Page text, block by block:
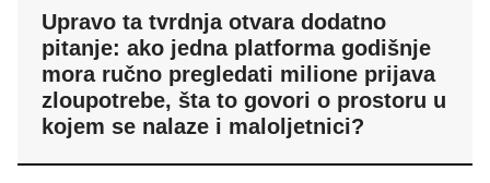
Upravo ta tvrdnja otvara dodatno
pitanje: ako jedna platforma godišnje
mora ručno pregledati milione prijava
zloupotrebe, šta to govori o prostoru u
kojem se nalaze i maloljetnici?